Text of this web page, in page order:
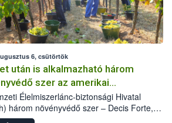
6, csütörtök
után is alkalmazható három
szer az amerikai
ellen
Élelmiszerlánc-biztonsági Hivatal
három növényvédő szer – Decis Forte,
24 EW, Oroganic – engedélyokiratát